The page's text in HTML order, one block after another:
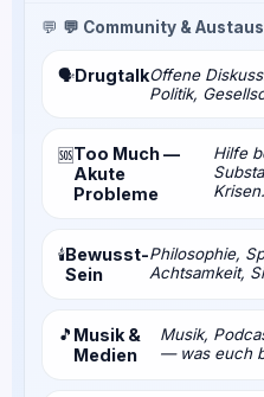
💬 💬 Community &
🗣️DrugtalkOffene
Politik,
🆘Too Much —
Akute
Probleme
Hilfe
Krisen.
🕯️Bewusst-
Sein
Philosophie,
Achtsamkeit,
🎵 Musik &
Medien
Musik,
— was euch